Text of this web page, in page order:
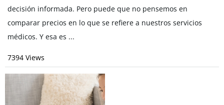
decisión informada. Pero puede que no pensemos en
comparar precios en lo que se refiere a nuestros servicios
médicos. Y esa es ...
7394 Views